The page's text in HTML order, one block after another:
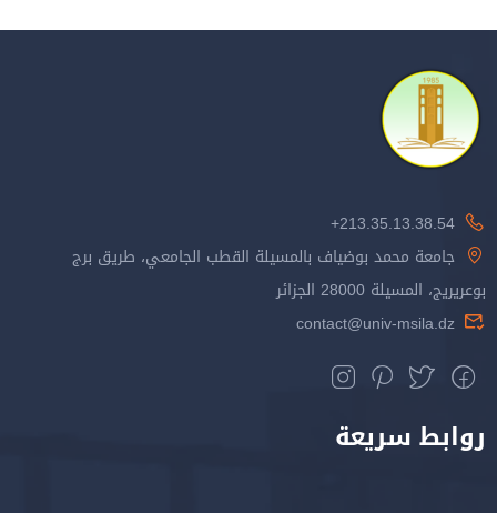
213.35.13.38.54+
جامعة محمد بوضياف بالمسيلة القطب الجامعي، طريق برج
بوعريريج، المسيلة 28000 الجزائر
contact@univ-msila.dz
روابط سريعة